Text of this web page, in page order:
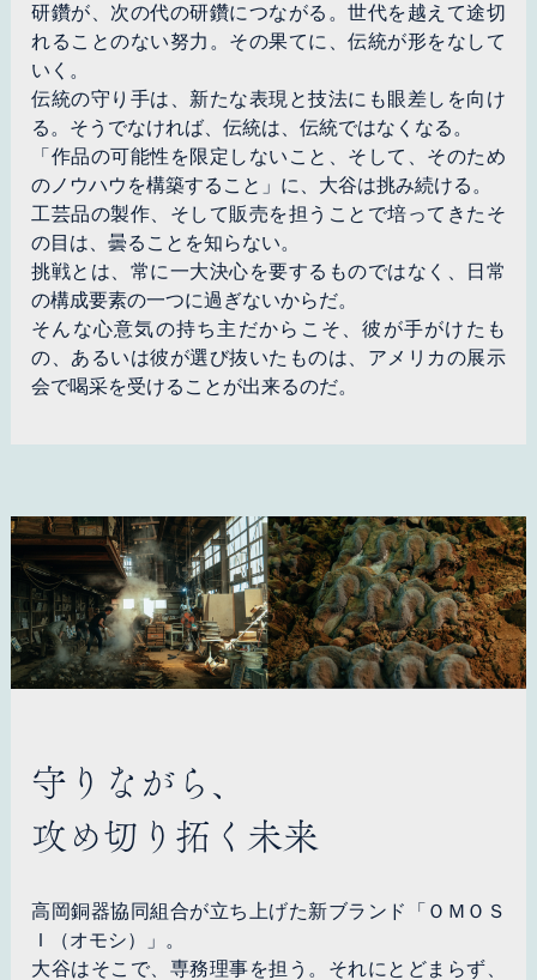
研鑽が、次の代の研鑽につながる。世代を越えて途切
れることのない努力。その果てに、伝統が形をなして
いく。
伝統の守り手は、新たな表現と技法にも眼差しを向け
る。そうでなければ、伝統は、伝統ではなくなる。
「作品の可能性を限定しないこと、そして、そのため
のノウハウを構築すること」に、大谷は挑み続ける。
工芸品の製作、そして販売を担うことで培ってきたそ
の目は、曇ることを知らない。
挑戦とは、常に一大決心を要するものではなく、日常
の構成要素の一つに過ぎないからだ。
そんな心意気の持ち主だからこそ、彼が手がけたも
の、あるいは彼が選び抜いたものは、アメリカの展示
会で喝采を受けることが出来るのだ。
守りながら、
攻め切り拓く未来
高岡銅器協同組合が立ち上げた新ブランド「ＯＭＯＳ
Ｉ（オモシ）」。
大谷はそこで、専務理事を担う。それにとどまらず、